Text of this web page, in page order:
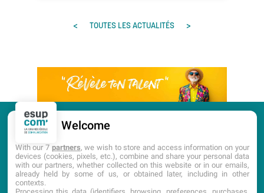
< TOUTES LES ACTUALITÉS >
CANDIDATURE PORTES OUVERTES
DOCUMENTATION
Welcome
With our 7 partners, we wish to store and access information on your
devices (cookies, pixels, etc.), combine and share your personal data
with our partners, whether collected on this website or in our emails,
already held by some of us, or obtained later, including in other
contexts.
Processing this data (identifiers, browsing, preferences, purchases,